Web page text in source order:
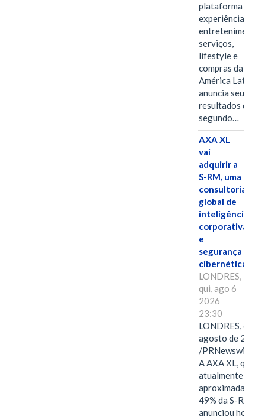
plataforma de
experiências,
entretenimento,
serviços,
lifestyle e
compras da
América Latina
anuncia seus
resultados do
segundo…
AXA XL
vai
adquirir a
S-RM, uma
consultoria
global de
inteligência
corporativa
e
segurança
cibernética
LONDRES,
qui, ago 6
2026
23:30
LONDRES, 6 de
agosto de 2026
/PRNewswire/ --
A AXA XL, que
atualmente
49% da S-RM,
anunciou hoje